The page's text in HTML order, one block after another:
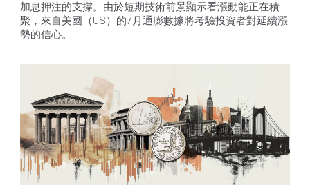
加息押注的支撐。由於短期技術前景顯示看漲動能正在積
聚，來自美國（US）的7月通膨數據將考驗投資者對延續漲
勢的信心。